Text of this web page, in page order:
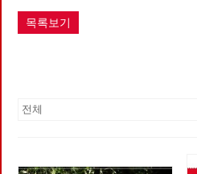
목록보기